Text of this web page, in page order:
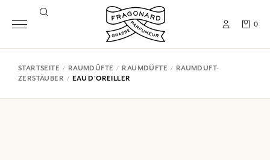
0
STARTSEITE RAUMDÜFTE RAUMDÜFTE
RAUMDUFT-
ZERSTÄUBER
EAU D'OREILLER